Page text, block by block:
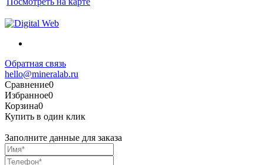
Обратная связь
hello@mineralab.ru
Сравнение0
Избранное0
Корзина0
Купить в один клик
Заполните данные для заказа